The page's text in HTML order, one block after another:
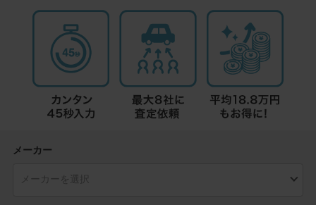
メーカー